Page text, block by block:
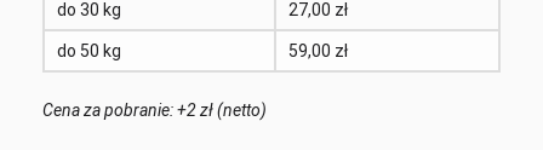
do 30 kg 27,00 zł
do 50 kg 59,00 zł
Cena za pobranie: +2 zł (netto)